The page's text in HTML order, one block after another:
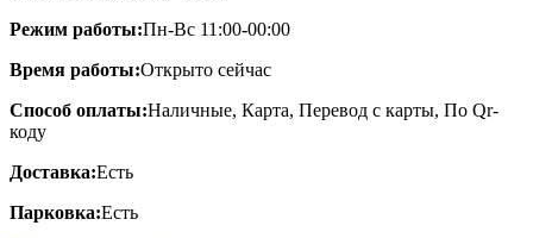
Режим работы:Пн-Вс 11:00-00:00
Время работы:Открыто сейчас
Способ оплаты:Наличные, Карта, Перевод с карты, По Qr-
коду
Доставка:Есть
Парковка:Есть